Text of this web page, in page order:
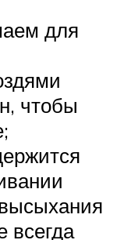
для
чтобы
всегда